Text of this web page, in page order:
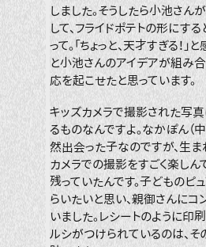
しました。そうしたら小池さん
して、フライドポテトの形にす
って。「ちょっと、天才すぎる！
と小池さんのアイデアが組み
応を起こせたと思っています。
キッズカメラで撮影された写
るものなんですよ。なかぽん（
然出会った子なのですが、生
カメラでの撮影をすごく楽しん
残っていたんです。子どもの
らいたいと思い、親御さんにコ
いました。レシートのように印
ルシがつけられているのは、